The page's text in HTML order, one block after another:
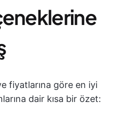
fiyatlarına göre en iyi
dair kısa bir özet: